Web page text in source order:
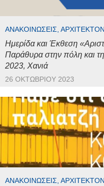
ΑΝΑΚΟΙΝΏΣΕΙΣ,
Ημερίδα και Έκθεση
Παράθυρα στην πόλη και
2023, Χανιά
26 ΟΚΤΩΒΡΊΟΥ 2023
ΑΝΑΚΟΙΝΏΣΕΙΣ,